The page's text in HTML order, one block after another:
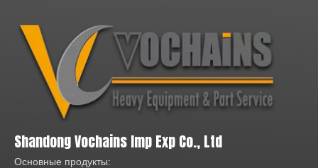
Shandong Vochains Imp Exp Co., Ltd
Основные продукты: